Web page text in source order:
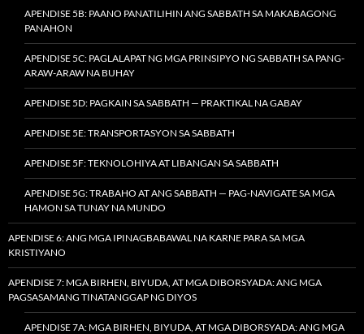
APENDISE 5B: PAANO PANATILIHIN ANG SABBATH SA MAKABAGONG
PANAHON
APENDISE 5C: PAGLALAPAT NG MGA PRINSIPYO NG SABBATH SA PANG-
ARAW-ARAW NA BUHAY
APENDISE 5D: PAGKAIN SA SABBATH — PRAKTIKAL NA GABAY
APENDISE 5E: TRANSPORTASYON SA SABBATH
APENDISE 5F: TEKNOLOHIYA AT LIBANGAN SA SABBATH
APENDISE 5G: TRABAHO AT ANG SABBATH — PAG-NAVIGATE SA MGA
HAMON SA TUNAY NA MUNDO
APENDISE 6: ANG MGA IPINAGBABAWAL NA KARNE PARA SA MGA
KRISTIYANO
APENDISE 7: MGA BIRHEN, BIYUDA, AT MGA DIBORSYADA: ANG MGA
PAGSASAMANG TINATANGGAP NG DIYOS
APENDISE 7A: MGA BIRHEN, BIYUDA, AT MGA DIBORSYADA: ANG MGA